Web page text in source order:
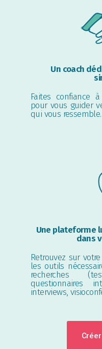
Un coach
Faites confiance
pour vous guider
qui vous ressemble.
Une plateforme
dans
Retrouvez sur
les outils
recherches
questionnaires
interviews,